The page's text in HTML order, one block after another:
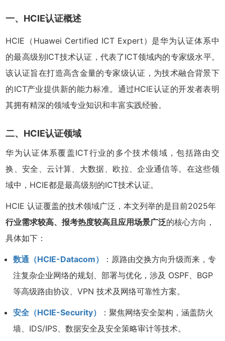
一、HCIE认证概述
HCIE（Huawei Certified ICT Expert）是华为认证体系中
的最高级别ICT技术认证，代表了ICT领域内的专家级水平。
该认证旨在打造高含金量的专家级认证，为技术融合背景下
的ICT产业提供新的能力标准。通过HCIE认证的开发者表明
其拥有精深的领域专业知识和丰富实践经验。
二、HCIE认证领域
华为认证体系覆盖ICT行业的多个技术领域，包括路由交
换、安全、云计算、大数据、欧拉、企业通信等。在这些领
域中，HCIE都是最高级别的ICT技术认证。
HCIE 认证覆盖的技术领域广泛，本文列举的是目前2025年
行业需求较高、报考热度较高且应用场景广泛的核心方向，
具体如下：
数通（HCIE-Datacom）
：原路由交换方向升级而来，专
注复杂企业网络的规划、部署与优化，涉及 OSPF、BGP
等高级路由协议、VPN 技术及网络可靠性方案。
安全（HCIE-Security）
：聚焦网络安全架构，涵盖防火
墙、IDS/IPS、数据安全及安全策略审计等技术。